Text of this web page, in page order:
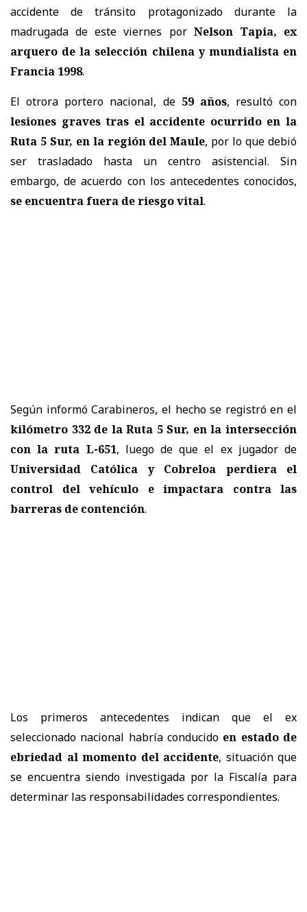
accidente de tránsito protagonizado durante la
madrugada de este viernes por Nelson Tapia, ex
arquero de la selección chilena y mundialista en
Francia 1998.
El otrora portero nacional, de 59 años, resultó con
lesiones graves tras el accidente ocurrido en la
Ruta 5 Sur, en la región del Maule, por lo que debió
ser trasladado hasta un centro asistencial. Sin
embargo, de acuerdo con los antecedentes conocidos,
se encuentra fuera de riesgo vital.
Según informó Carabineros, el hecho se registró en el
kilómetro 332 de la Ruta 5 Sur, en la intersección
con la ruta L-651, luego de que el ex jugador de
Universidad Católica y Cobreloa perdiera el
control del vehículo e impactara contra las
barreras de contención.
Los primeros antecedentes indican que el ex
seleccionado nacional habría conducido en estado de
ebriedad al momento del accidente, situación que
se encuentra siendo investigada por la Fiscalía para
determinar las responsabilidades correspondientes.